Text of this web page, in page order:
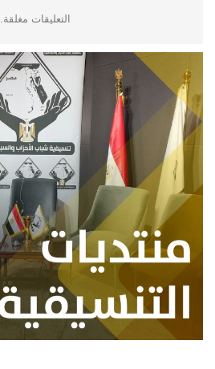
التعليقات مغلقة.